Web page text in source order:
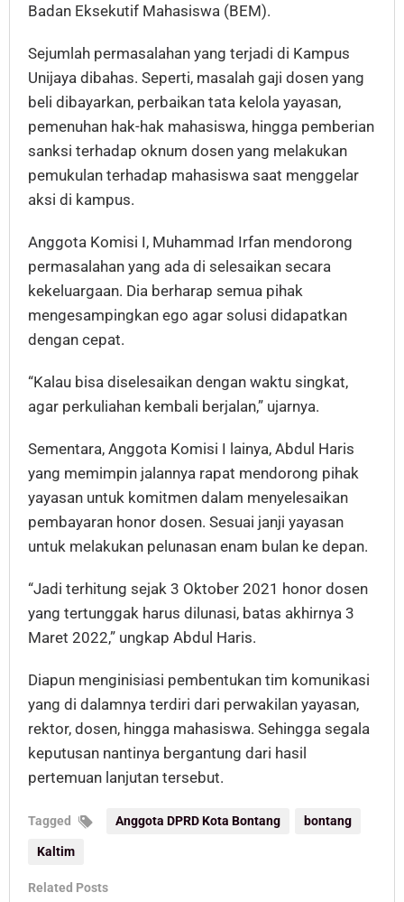
Badan Eksekutif Mahasiswa (BEM).
Sejumlah permasalahan yang terjadi di Kampus
Unijaya dibahas. Seperti, masalah gaji dosen yang
beli dibayarkan, perbaikan tata kelola yayasan,
pemenuhan hak-hak mahasiswa, hingga pemberian
sanksi terhadap oknum dosen yang melakukan
pemukulan terhadap mahasiswa saat menggelar
aksi di kampus.
Anggota Komisi I, Muhammad Irfan mendorong
permasalahan yang ada di selesaikan secara
kekeluargaan. Dia berharap semua pihak
mengesampingkan ego agar solusi didapatkan
dengan cepat.
“Kalau bisa diselesaikan dengan waktu singkat,
agar perkuliahan kembali berjalan,” ujarnya.
Sementara, Anggota Komisi I lainya, Abdul Haris
yang memimpin jalannya rapat mendorong pihak
yayasan untuk komitmen dalam menyelesaikan
pembayaran honor dosen. Sesuai janji yayasan
untuk melakukan pelunasan enam bulan ke depan.
“Jadi terhitung sejak 3 Oktober 2021 honor dosen
yang tertunggak harus dilunasi, batas akhirnya 3
Maret 2022,” ungkap Abdul Haris.
Diapun menginisiasi pembentukan tim komunikasi
yang di dalamnya terdiri dari perwakilan yayasan,
rektor, dosen, hingga mahasiswa. Sehingga segala
keputusan nantinya bergantung dari hasil
pertemuan lanjutan tersebut.
Tagged Anggota DPRD Kota Bontang bontang
Kaltim
Related Posts